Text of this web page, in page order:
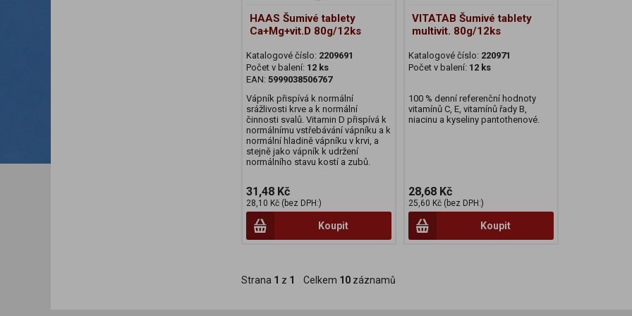
HAAS Šumivé tablety
Ca+Mg+vit.D 80g/12ks
Katalogové číslo: 2209691
Počet v balení: 12 ks
EAN: 5999038506767
Vápník přispívá k normální
srážlivosti krve a k normální
činnosti svalů. Vitamin D přispívá k
normálnímu vstřebávání vápníku a k
normální hladině vápníku v krvi, a
stejně jako vápník k udržení
normálního stavu kostí a zubů.
31,48 Kč
28,10 Kč (bez DPH:)
Koupit
VITATAB Šumivé tablety
multivit. 80g/12ks
Katalogové číslo: 220971
Počet v balení: 12 ks
100 % denní referenční hodnoty
vitamínů C, E, vitamínů řady B,
niacinu a kyseliny pantothenové.
28,68 Kč
25,60 Kč (bez DPH:)
Koupit
Strana 1 z 1 Celkem 10 záznamů